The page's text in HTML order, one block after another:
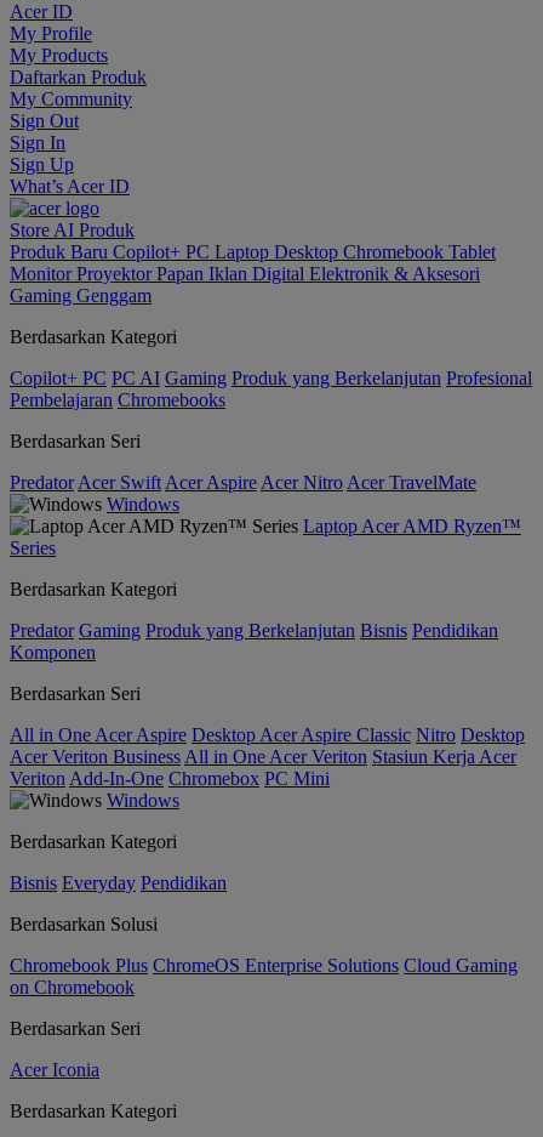
Acer ID
My Profile
My Products
Daftarkan Produk
My Community
Sign Out
Sign In
Sign Up
What’s Acer ID
Store AI Produk
Produk Baru Copilot+ PC Laptop Desktop Chromebook Tablet
MonitorProyektorPapan Iklan Digital Elektronik & Aksesori
Gaming Genggam
Berdasarkan Kategori
Copilot+ PC PC AI Gaming Produk yang Berkelanjutan Profesional
Pembelajaran Chromebooks
Berdasarkan Seri
Predator Acer Swift Acer Aspire Acer Nitro Acer TravelMate
Windows
Laptop Acer AMD Ryzen™
Series
Berdasarkan Kategori
Predator Gaming Produk yang Berkelanjutan Bisnis Pendidikan
Komponen
Berdasarkan Seri
All in One Acer Aspire Desktop Acer Aspire Classic Nitro Desktop
Acer Veriton Business All in One Acer Veriton Stasiun Kerja Acer
Veriton Add-In-One Chromebox PC Mini
Windows
Berdasarkan Kategori
Bisnis Everyday Pendidikan
Berdasarkan Solusi
Chromebook Plus ChromeOS Enterprise Solutions Cloud Gaming
on Chromebook
Berdasarkan Seri
Acer Iconia
Berdasarkan Kategori